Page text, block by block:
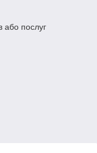
або послуг